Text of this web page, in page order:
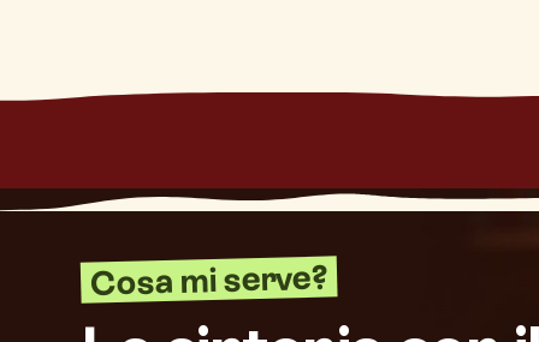
Cosa mi serve?